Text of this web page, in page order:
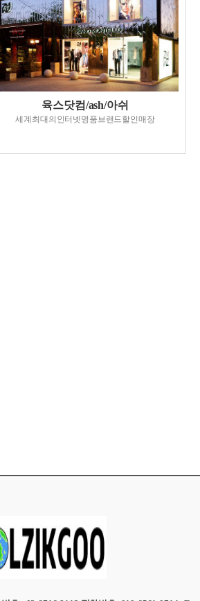
육스닷컴/ash/아쉬
세계최대의인터넷명품브랜드할인매장